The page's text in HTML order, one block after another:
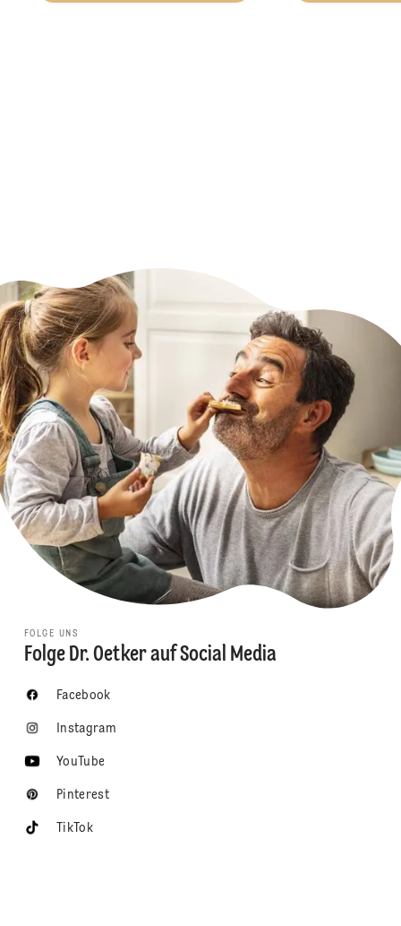
FOLGE UNS
Folge Dr. Oetker auf Social Media
Facebook
Instagram
YouTube
Pinterest
TikTok